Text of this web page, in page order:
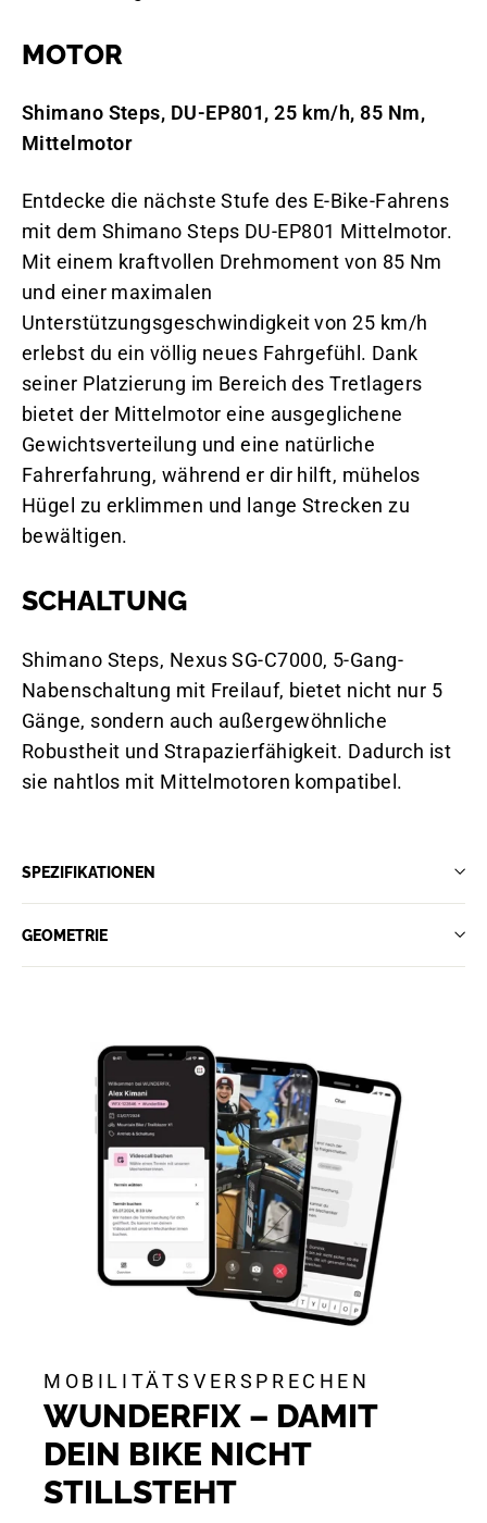
MOTOR
Shimano Steps, DU-EP801, 25 km/h, 85 Nm,
Mittelmotor
Entdecke die nächste Stufe des E-Bike-Fahrens
mit dem Shimano Steps DU-EP801 Mittelmotor.
Mit einem kraftvollen Drehmoment von 85 Nm
und einer maximalen
Unterstützungsgeschwindigkeit von 25 km/h
erlebst du ein völlig neues Fahrgefühl. Dank
seiner Platzierung im Bereich des Tretlagers
bietet der Mittelmotor eine ausgeglichene
Gewichtsverteilung und eine natürliche
Fahrerfahrung, während er dir hilft, mühelos
Hügel zu erklimmen und lange Strecken zu
bewältigen.
SCHALTUNG
Shimano Steps, Nexus SG-C7000, 5-Gang-
Nabenschaltung mit Freilauf, bietet nicht nur 5
Gänge, sondern auch außergewöhnliche
Robustheit und Strapazierfähigkeit. Dadurch ist
sie nahtlos mit Mittelmotoren kompatibel.
SPEZIFIKATIONEN
GEOMETRIE
MOBILITÄTSVERSPRECHEN
WUNDERFIX – DAMIT
DEIN BIKE NICHT
STILLSTEHT